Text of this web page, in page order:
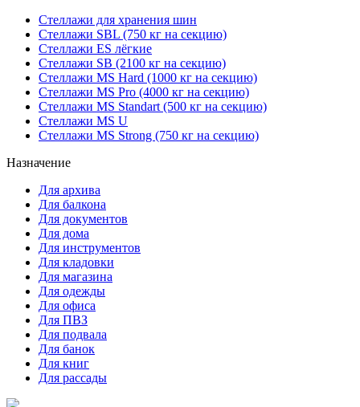
Стеллажи для хранения шин
Стеллажи SBL (750 кг на секцию)
Стеллажи ES лёгкие
Стеллажи SB (2100 кг на секцию)
Стеллажи MS Hard (1000 кг на секцию)
Стеллажи MS Pro (4000 кг на секцию)
Стеллажи MS Standart (500 кг на секцию)
Стеллажи MS U
Стеллажи MS Strong (750 кг на секцию)
Назначение
Для архива
Для балкона
Для документов
Для дома
Для инструментов
Для кладовки
Для магазина
Для одежды
Для офиса
Для ПВЗ
Для подвала
Для банок
Для книг
Для рассады